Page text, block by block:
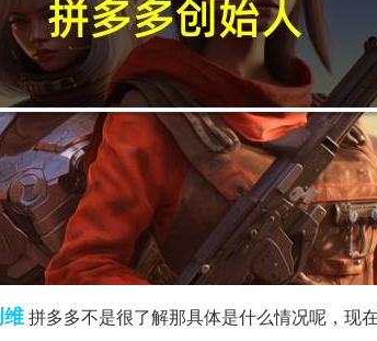
拼多多不是很了解那具体是什么情况呢，现